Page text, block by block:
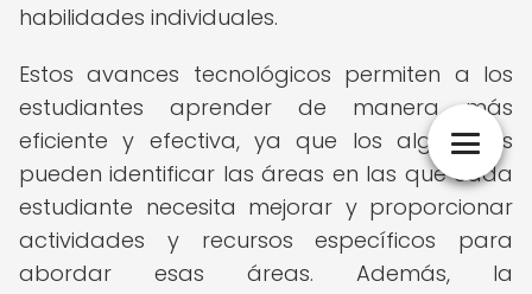
habilidades individuales.
Estos avances tecnológicos permiten a los
estudiantes aprender de manera más
eficiente y efectiva, ya que los algoritmos
pueden identificar las áreas en las que cada
estudiante necesita mejorar y proporcionar
actividades y recursos específicos para
abordar esas áreas. Además, la